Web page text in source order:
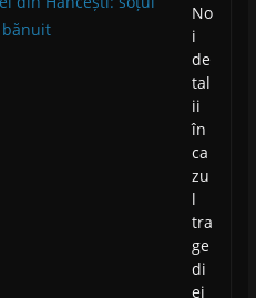
No
i
de
tal
ii
în
ca
zu
l
tra
ge
di
ei